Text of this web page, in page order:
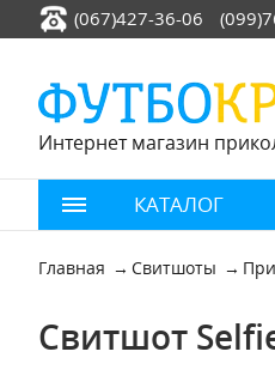
(067)427-36-06
Интернет магазин
КАТАЛОГ
Главная Свитшоты
Свитшот